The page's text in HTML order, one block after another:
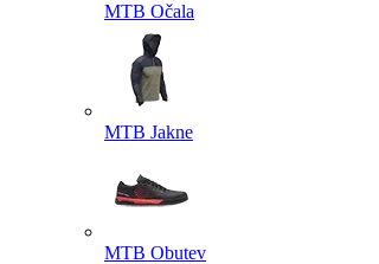
MTB Očala
MTB Jakne
MTB Obutev